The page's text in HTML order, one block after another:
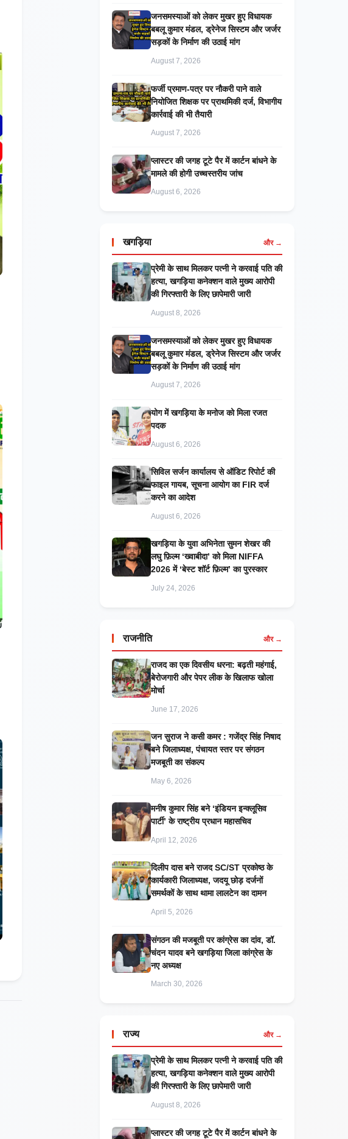
जनसमस्याओं को लेकर मुखर हुए विधायक
बबलू कुमार मंडल, ड्रेनेज सिस्टम और जर्जर
सड़कों के निर्माण की उठाई मांग
August 7, 2026
फर्जी प्रमाण-पत्र पर नौकरी पाने वाले
नियोजित शिक्षक पर प्राथमिकी दर्ज, विभागीय
कार्रवाई की भी तैयारी
August 7, 2026
प्लास्टर की जगह टूटे पैर में कार्टन बांधने के
मामले की होगी उच्चस्तरीय जांच
August 6, 2026
खगड़िया और →
प्रेमी के साथ मिलकर पत्नी ने करवाई पति की
हत्या, खगड़िया कनेक्शन वाले मुख्य आरोपी
की गिरफ्तारी के लिए छापेमारी जारी
August 8, 2026
जनसमस्याओं को लेकर मुखर हुए विधायक
बबलू कुमार मंडल, ड्रेनेज सिस्टम और जर्जर
सड़कों के निर्माण की उठाई मांग
August 7, 2026
​योग में खगड़िया के मनोज को मिला रजत
पदक
August 6, 2026
सिविल सर्जन कार्यालय से ऑडिट रिपोर्ट की
फाइल गायब, सूचना आयोग का FIR दर्ज
करने का आदेश
August 6, 2026
खगड़िया के युवा अभिनेता सुमन शेखर की
लघु फ़िल्म ‘ख्वाबीदा’ को मिला NIFFA
2026 में ‘बेस्ट शॉर्ट फ़िल्म’ का पुरस्कार
July 24, 2026
राजनीति और →
राजद का एक दिवसीय धरना: बढ़ती महंगाई,
बेरोजगारी और पेपर लीक के खिलाफ खोला
मोर्चा
June 17, 2026
जन सुराज ने कसी कमर : गजेंद्र सिंह निषाद
बने जिलाध्यक्ष, पंचायत स्तर पर संगठन
मजबूती का संकल्प
May 6, 2026
मनीष कुमार सिंह बने ‘इंडियन इन्क्लूसिव
पार्टी’ के राष्ट्रीय प्रधान महासचिव
April 12, 2026
दिलीप दास बने राजद SC/ST प्रकोष्ठ के
कार्यकारी जिलाध्यक्ष, जदयू छोड़ दर्जनों
समर्थकों के साथ थामा लालटेन का दामन
April 5, 2026
संगठन की मजबूती पर कांग्रेस का दांव, डॉ.
चंदन यादव बने खगड़िया जिला कांग्रेस के
नए अध्यक्ष
March 30, 2026
राज्य और →
प्रेमी के साथ मिलकर पत्नी ने करवाई पति की
हत्या, खगड़िया कनेक्शन वाले मुख्य आरोपी
की गिरफ्तारी के लिए छापेमारी जारी
August 8, 2026
प्लास्टर की जगह टूटे पैर में कार्टन बांधने के